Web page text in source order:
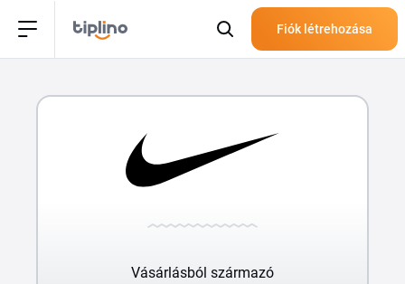
Fiók létrehozása
Vásárlásból származó